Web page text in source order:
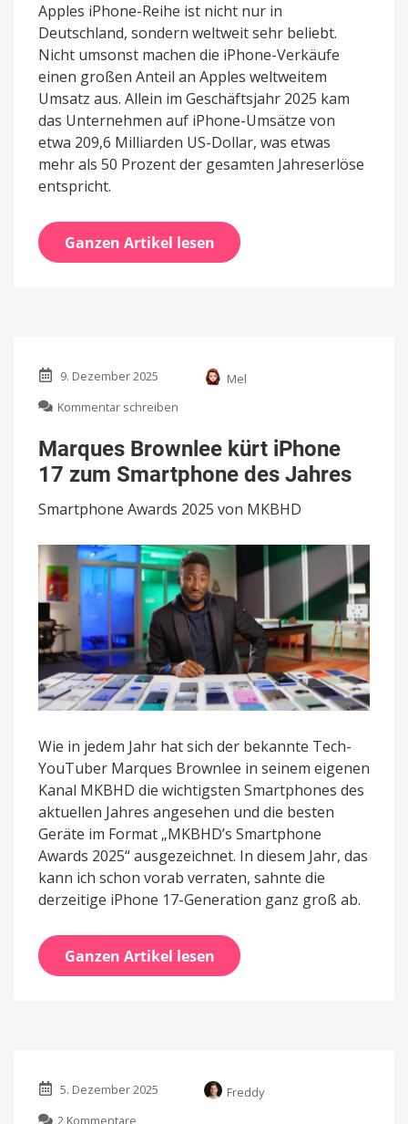
Apples iPhone-Reihe ist nicht nur in
Deutschland, sondern weltweit sehr beliebt.
Nicht umsonst machen die iPhone-Verkäufe
einen großen Anteil an Apples weltweitem
Umsatz aus. Allein im Geschäftsjahr 2025 kam
das Unternehmen auf iPhone-Umsätze von
etwa 209,6 Milliarden US-Dollar, was etwas
mehr als 50 Prozent der gesamten Jahreserlöse
entspricht.
Ganzen Artikel lesen
9. Dezember 2025
Mel
Kommentar schreiben
Brownlee
kürt
iPhone
zum
des
Jahres
Marques Brownlee kürt iPhone
17 zum Smartphone des Jahres
Smartphone Awards 2025 von MKBHD
Wie in jedem Jahr hat sich der bekannte Tech-
YouTuber Marques Brownlee in seinem eigenen
Kanal MKBHD die wichtigsten Smartphones des
aktuellen Jahres angesehen und die besten
Geräte im Format „MKBHD’s Smartphone
Awards 2025“ ausgezeichnet. In diesem Jahr, das
kann ich schon vorab verraten, sahnte die
derzeitige iPhone 17-Generation ganz groß ab.
Ganzen Artikel lesen
5. Dezember 2025
Freddy